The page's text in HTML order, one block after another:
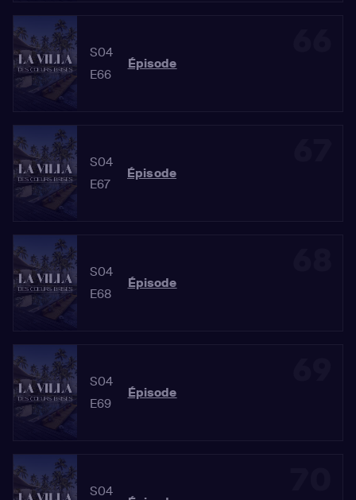
S04
E66
Épisode
S04
E67
Épisode
S04
E68
Épisode
S04
E69
Épisode
S04